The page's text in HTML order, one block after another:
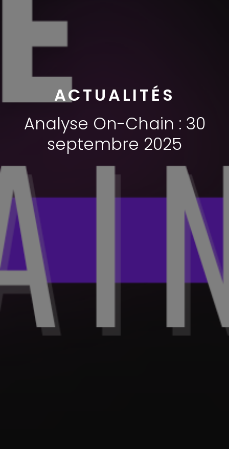
ACTUALITÉS
Analyse On-Chain : 30
septembre 2025